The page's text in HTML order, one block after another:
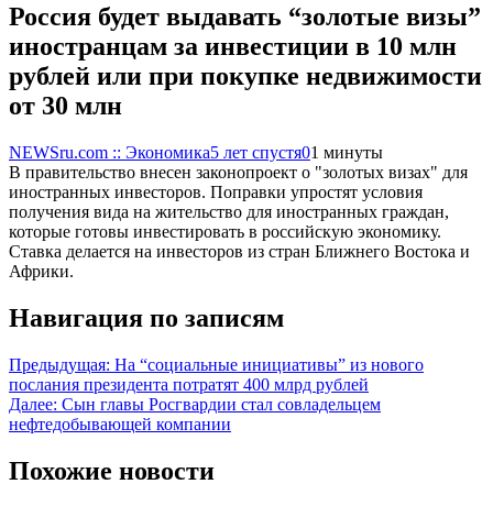
Россия будет выдавать “золотые визы”
иностранцам за инвестиции в 10 млн
рублей или при покупке недвижимости
от 30 млн
NEWSru.com :: Экономика5 лет спустя01 минуты
В правительство внесен законопроект о "золотых визах" для
иностранных инвесторов. Поправки упростят условия
получения вида на жительство для иностранных граждан,
которые готовы инвестировать в российскую экономику.
Ставка делается на инвесторов из стран Ближнего Востока и
Африки.
Навигация по записям
Предыдущая: На “социальные инициативы” из нового
послания президента потратят 400 млрд рублей
Далее: Сын главы Росгвардии стал совладельцем
нефтедобывающей компании
Похожие новости